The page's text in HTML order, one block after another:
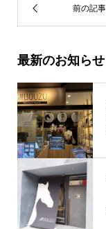
最新のお知らせ